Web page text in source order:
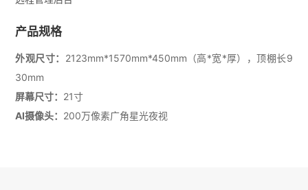
产品规格
外观尺寸： 2123mm*1570mm*450mm（高*宽*厚），顶棚长9
30mm
屏幕尺寸： 21寸
AI摄像头： 200万像素广角星光夜视